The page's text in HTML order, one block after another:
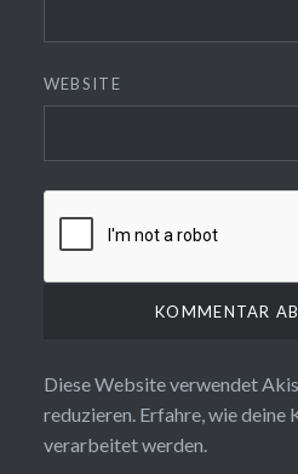
WEBSITE
Diese Website verwendet
reduzieren. Erfahre, wie deine
verarbeitet werden.